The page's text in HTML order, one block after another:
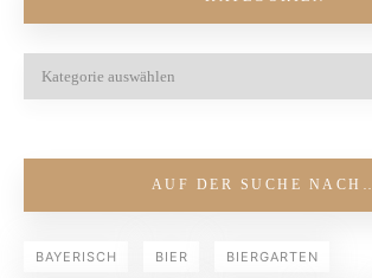
AUF DER SUCHE NACH…
BAYERISCH BIER BIERGARTEN